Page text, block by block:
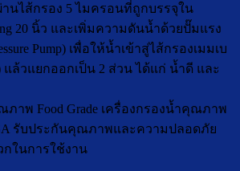
นไส้กรอง 5 ไมครอนที่ถูกบรรจุใน
20 นิ้ว และเพิ่มความดันน้ำด้วยปั๊มแรง
Pump) เพื่อให้น้ำเข้าสู่ไส้กรองเมมเบ
แล้วแยกออกเป็น 2 ส่วน ได้แก่ น้ำดี และ
าพ Food Grade เครื่องกรองน้ำคุณภาพ
รับประกันคุณภาพและความปลอดภัย
กในการใช้งาน